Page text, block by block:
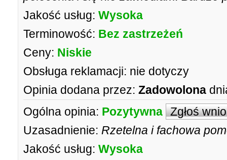
Jakość usług: Wysoka
Terminowość: Bez zastrzeżeń
Ceny: Niskie
Obsługa reklamacji: nie dotyczy
Opinia dodana przez: Zadowolona
Ogólna opinia: Pozytywna Zgłoś
Uzasadnienie: Rzetelna i fachowa
Jakość usług: Wysoka